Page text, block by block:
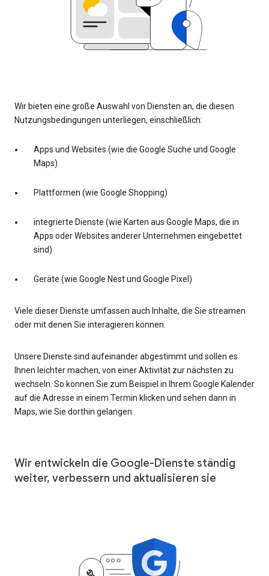
Wir bieten eine große Auswahl von Diensten an, die diesen
Nutzungsbedingungen unterliegen, einschließlich:
Apps und Websites (wie die Google Suche und Google
Maps)
Plattformen (wie Google Shopping)
integrierte Dienste (wie Karten aus Google Maps, die in
Apps oder Websites anderer Unternehmen eingebettet
sind)
Geräte (wie Google Nest und Google Pixel)
Viele dieser Dienste umfassen auch Inhalte, die Sie streamen
oder mit denen Sie interagieren können.
Unsere Dienste sind aufeinander abgestimmt und sollen es
Ihnen leichter machen, von einer Aktivität zur nächsten zu
wechseln. So können Sie zum Beispiel in Ihrem Google Kalender
auf die Adresse in einem Termin klicken und sehen dann in
Maps, wie Sie dorthin gelangen.
Wir entwickeln die Google-Dienste ständig
weiter, verbessern und aktualisieren sie